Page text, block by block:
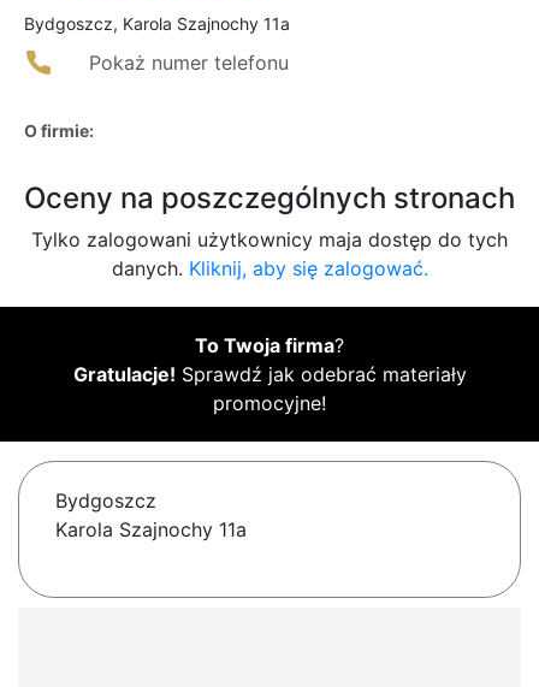
Bydgoszcz, Karola Szajnochy 11a
Pokaż numer telefonu
O firmie:
Oceny na poszczególnych stronach
Tylko zalogowani użytkownicy maja dostęp do tych
danych. Kliknij, aby się zalogować.
To Twoja firma?
Gratulacje! Sprawdź jak odebrać materiały
promocyjne!
Bydgoszcz
Karola Szajnochy 11a